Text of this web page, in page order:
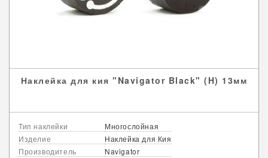
Наклейка для кия "Navigator Black" (H) 13мм
Тип наклейки
Многослойная
Изделие
Наклейка для Кия
Производитель
Navigator